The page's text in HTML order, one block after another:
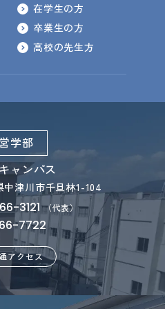
在学生の方
卒業生の方
高校の先生方
学部
ャンパス
中津川市千旦林1-104
3121 （代表）
7722
アクセス